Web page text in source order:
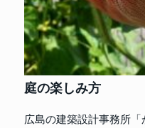
庭の楽しみ方
広島の建築設計事務所